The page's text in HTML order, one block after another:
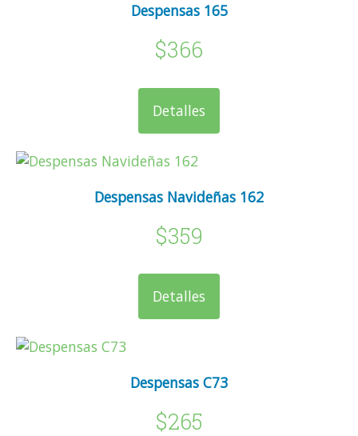
Despensas 165
$366
Detalles
Despensas Navideñas 162
$359
Detalles
Despensas C73
$265